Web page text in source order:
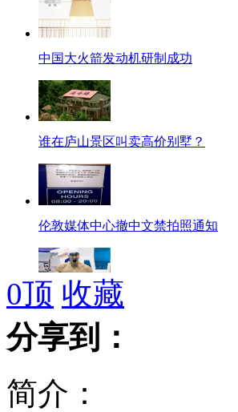
中国大火箭发动机研制成功
谁在庐山景区叫卖高价别墅？
伦敦媒体中心撤中文禁拍照通知
孙杨夺冠后挥拳嘶吼 破奥运纪录
奥运意外榜：李娜出局
0顶 收藏
分享到：
简介：